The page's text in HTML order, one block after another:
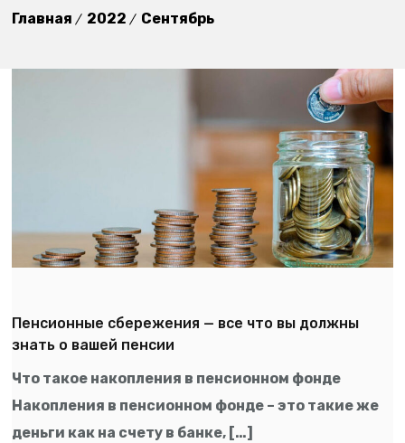
Главная 2022 Сентябрь
Пенсионные сбережения — все что вы должны
знать о вашей пенсии
Что такое накопления в пенсионном фонде
Накопления в пенсионном фонде – это такие же
деньги как на счету в банке, […]